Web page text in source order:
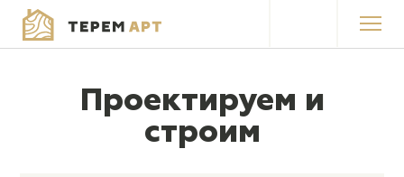
ПродукцияПроектируем и
строим